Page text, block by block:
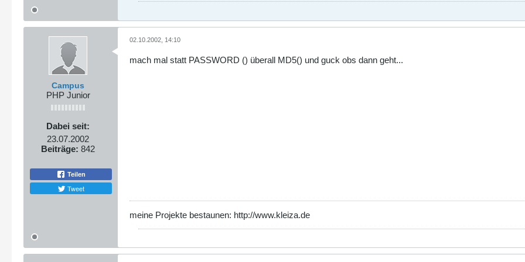
Campus
PHP Junior
Dabei seit:
23.07.2002
Beiträge: 842
Teilen
Tweet
02.10.2002, 14:10
mach mal statt PASSWORD () überall MD5() und guck obs dann geht...
meine Projekte bestaunen: http://www.kleiza.de